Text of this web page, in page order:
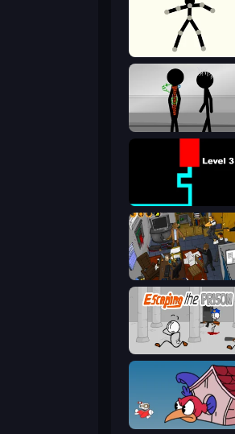
Stick Animator
Stick Figure Penalty 2
Scary Maze
Foreign Creature 2
Escaping the Prison
Cuphead